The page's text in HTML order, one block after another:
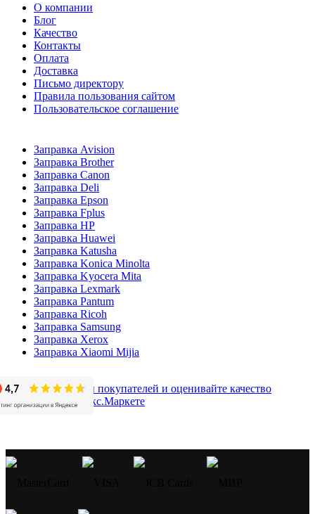
О компании
Блог
Качество
Контакты
Оплата
Доставка
Письмо директору
Правила пользования сайтом
Пользовательское соглашение
Заправка Avision
Заправка Brother
Заправка Canon
Заправка Deli
Заправка Epson
Заправка Fplus
Заправка HP
Заправка Huawei
Заправка Katusha
Заправка Konica Minolta
Заправка Kyocera Mita
Заправка Lexmark
Заправка Pantum
Заправка Ricoh
Заправка Samsung
Заправка Xerox
Заправка Xiaomi Mijia